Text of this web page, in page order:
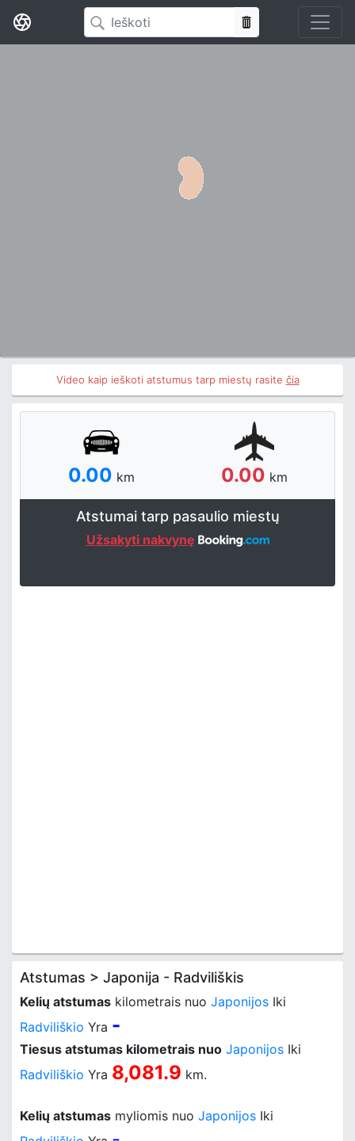
Video kaip ieškoti atstumus tarp miestų rasite čia
0.00 km 0.00 km
Atstumai tarp pasaulio miestų
Užsakyti nakvynę
Atstumas > Japonija - Radviliškis
Kelių atstumas kilometrais nuo Japonijos Iki
Radviliškio Yra -
Tiesus atstumas kilometrais nuo Japonijos Iki
Radviliškio Yra 8,081.9 km.
Kelių atstumas myliomis nuo Japonijos Iki